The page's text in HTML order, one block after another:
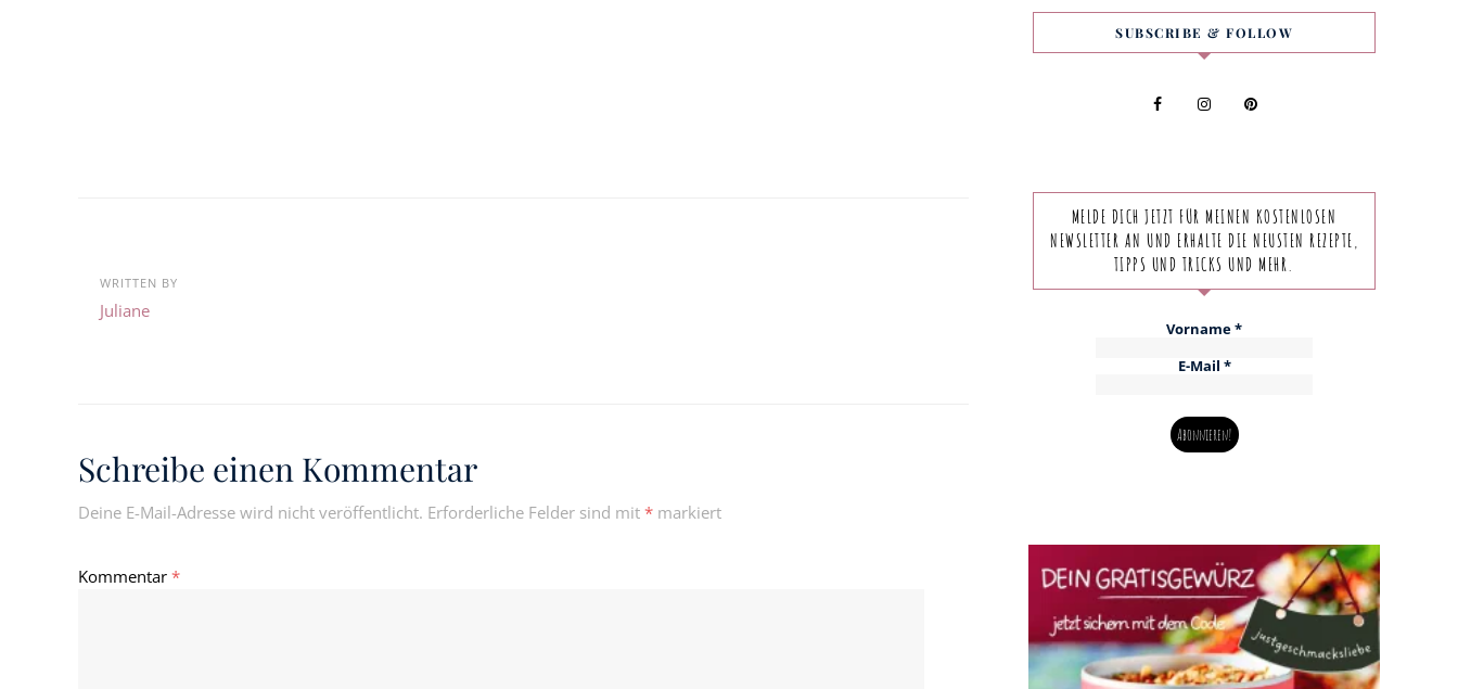
WRITTEN BY
Juliane
Schreibe einen Kommentar
Deine E-Mail-Adresse wird nicht veröffentlicht. Erforderliche Felder sind mit * markiert
Kommentar *
SUBSCRIBE & FOLLOW
MELDE DICH JETZT FÜR MEINEN KOSTENLOSEN
NEWSLETTER AN UND ERHALTE DIE NEUSTEN REZEPTE,
TIPPS UND TRICKS UND MEHR.
Vorname*
E-Mail *